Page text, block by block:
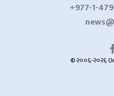
+977-1-
© २००६-२०२६